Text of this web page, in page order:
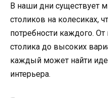
В наши дни существует
столиков на колесиках,
потребности каждого.
столика до высоких
каждый может найти
интерьера.